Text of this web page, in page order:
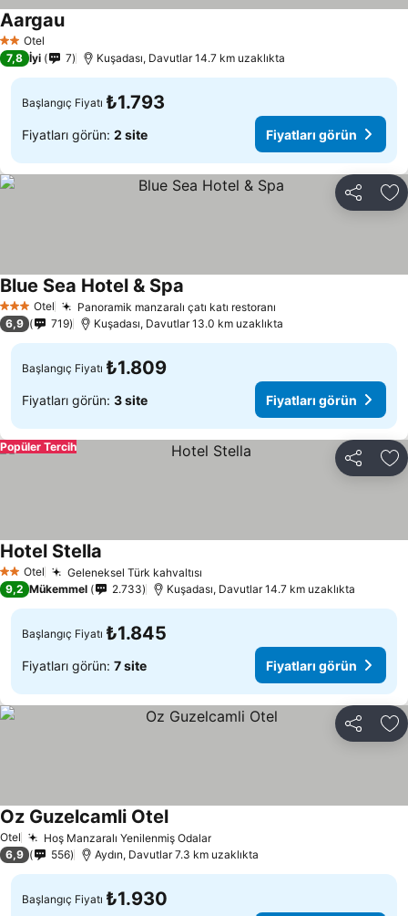
2 Yıldız
Otel
AargauFiyatları görün
7,8 İyi 7 Kuşadası, Davutlar 14.7 km uzaklıkta
Başlangıç Fiyatı ₺1.793
Fiyatları görün: 2 site Fiyatları görün
Paylaş
3 YıldızOtel Panoramik manzaralı çatı katı restoranı
Blue Sea Hotel & Spa
6,9 719 Kuşadası, Davutlar 13.0 km uzaklıkta
Başlangıç Fiyatı ₺1.809
Fiyatları görün: 3 site Fiyatları görün
Paylaş
Popüler Tercih
2 Yıldız
Otel Geleneksel Türk kahvaltısı
Hotel Stella
9,2 Mükemmel 2.733 Kuşadası, Davutlar 14.7 km uzaklıkta
Başlangıç Fiyatı ₺1.845
Fiyatları görün: 7 site Fiyatları görün
Paylaş
Otel Hoş Manzaralı Yenilenmiş OdalarFiyatları görün
Oz Guzelcamli OtelFiyatları görün
6,9 556 Aydın, Davutlar 7.3 km uzaklıkta
Başlangıç Fiyatı ₺1.930